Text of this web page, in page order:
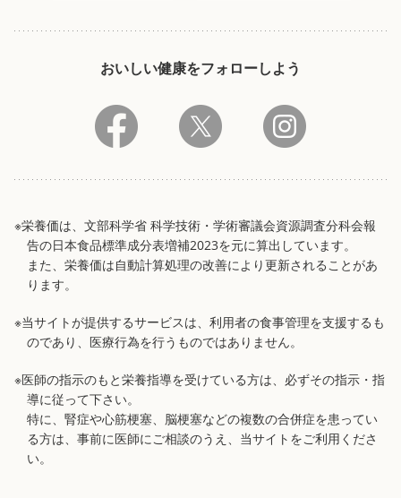
おいしい健康をフォローしよう
※栄養価は、文部科学省 科学技術・学術審議会資源調査分科会報
告の日本食品標準成分表増補2023を元に算出しています。
また、栄養価は自動計算処理の改善により更新されることがあ
ります。
※当サイトが提供するサービスは、利用者の食事管理を支援するも
のであり、医療行為を行うものではありません。
※医師の指示のもと栄養指導を受けている方は、必ずその指示・指
導に従って下さい。
特に、腎症や心筋梗塞、脳梗塞などの複数の合併症を患ってい
る方は、事前に医師にご相談のうえ、当サイトをご利用くださ
い。